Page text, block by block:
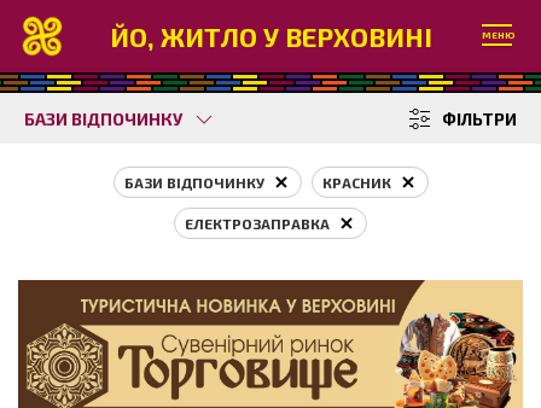
ЙО, ЖИТЛО У ВЕРХОВИНІ МЕНЮ
БАЗИ ВІДПОЧИНКУ ФІЛЬТРИ
БАЗИ ВІДПОЧИНКУ КРАСНИК
ЕЛЕКТРОЗАПРАВКА